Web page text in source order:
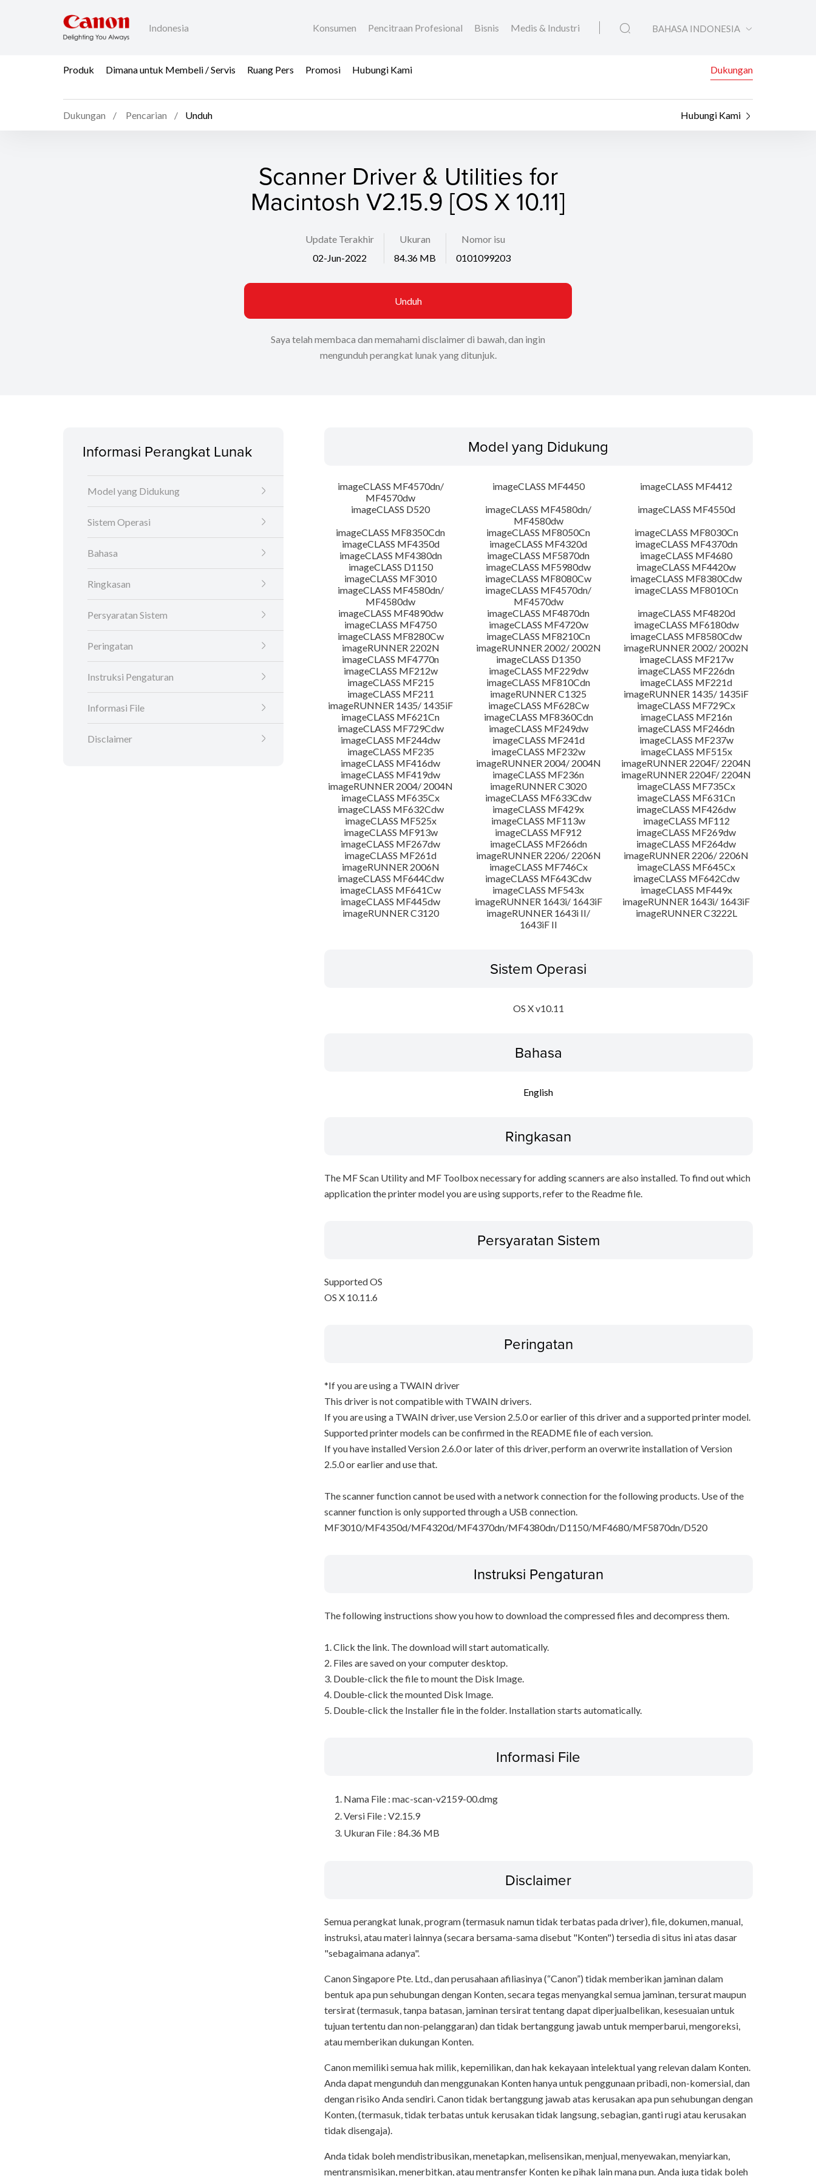
Indonesia Konsumen Pencitraan Profesional Bisnis Medis & Industri BAHASA INDONESIA
Produk Dimana untuk Membeli / Servis Ruang Pers Promosi Hubungi Kami Dukungan
Dukungan Pencarian Unduh Hubungi Kami
Scanner Driver & Utilities for
Macintosh V2.15.9 [OS X 10.11]
Update Terakhir
02-Jun-2022
Ukuran
84.36 MB
Nomor isu
0101099203
Unduh
Saya telah membaca dan memahami disclaimer di bawah, dan ingin
mengunduh perangkat lunak yang ditunjuk.
Informasi Perangkat Lunak
Model yang Didukung
Sistem Operasi
Bahasa
Ringkasan
Persyaratan Sistem
Peringatan
Instruksi Pengaturan
Informasi File
Disclaimer
Model yang Didukung
imageCLASS MF4570dn/
MF4570dw
imageCLASS MF4450
imageCLASS MF4412
imageCLASS D520
imageCLASS MF4580dn/
MF4580dw
imageCLASS MF4550d
imageCLASS MF8350Cdn
imageCLASS MF8050Cn
imageCLASS MF8030Cn
imageCLASS MF4350d
imageCLASS MF4320d
imageCLASS MF4370dn
imageCLASS MF4380dn
imageCLASS MF5870dn
imageCLASS MF4680
imageCLASS D1150
imageCLASS MF5980dw
imageCLASS MF4420w
imageCLASS MF3010
imageCLASS MF8080Cw
imageCLASS MF8380Cdw
imageCLASS MF4580dn/
MF4580dw
imageCLASS MF4570dn/
MF4570dw
imageCLASS MF8010Cn
imageCLASS MF4890dw
imageCLASS MF4870dn
imageCLASS MF4820d
imageCLASS MF4750
imageCLASS MF4720w
imageCLASS MF6180dw
imageCLASS MF8280Cw
imageCLASS MF8210Cn
imageCLASS MF8580Cdw
imageRUNNER 2202N
imageRUNNER 2002/ 2002N
imageRUNNER 2002/ 2002N
imageCLASS MF4770n
imageCLASS D1350
imageCLASS MF217w
imageCLASS MF212w
imageCLASS MF229dw
imageCLASS MF226dn
imageCLASS MF215
imageCLASS MF810Cdn
imageCLASS MF221d
imageCLASS MF211
imageRUNNER C1325
imageRUNNER 1435/ 1435iF
imageRUNNER 1435/ 1435iF
imageCLASS MF628Cw
imageCLASS MF729Cx
imageCLASS MF621Cn
imageCLASS MF8360Cdn
imageCLASS MF216n
imageCLASS MF729Cdw
imageCLASS MF249dw
imageCLASS MF246dn
imageCLASS MF244dw
imageCLASS MF241d
imageCLASS MF237w
imageCLASS MF235
imageCLASS MF232w
imageCLASS MF515x
imageCLASS MF416dw
imageRUNNER 2004/ 2004N
imageRUNNER 2204F/ 2204N
imageCLASS MF419dw
imageCLASS MF236n
imageRUNNER 2204F/ 2204N
imageRUNNER 2004/ 2004N
imageRUNNER C3020
imageCLASS MF735Cx
imageCLASS MF635Cx
imageCLASS MF633Cdw
imageCLASS MF631Cn
imageCLASS MF632Cdw
imageCLASS MF429x
imageCLASS MF426dw
imageCLASS MF525x
imageCLASS MF113w
imageCLASS MF112
imageCLASS MF913w
imageCLASS MF912
imageCLASS MF269dw
imageCLASS MF267dw
imageCLASS MF266dn
imageCLASS MF264dw
imageCLASS MF261d
imageRUNNER 2206/ 2206N
imageRUNNER 2206/ 2206N
imageRUNNER 2006N
imageCLASS MF746Cx
imageCLASS MF645Cx
imageCLASS MF644Cdw
imageCLASS MF643Cdw
imageCLASS MF642Cdw
imageCLASS MF641Cw
imageCLASS MF543x
imageCLASS MF449x
imageCLASS MF445dw
imageRUNNER 1643i/ 1643iF
imageRUNNER 1643i/ 1643iF
imageRUNNER C3120
imageRUNNER 1643i II/
1643iF II
imageRUNNER C3222L
Sistem Operasi
OS X v10.11
Bahasa
English
Ringkasan
The MF Scan Utility and MF Toolbox necessary for adding scanners are also installed. To find out which
application the printer model you are using supports, refer to the Readme file.
Persyaratan Sistem
Supported OS
OS X 10.11.6
Peringatan
*If you are using a TWAIN driver
This driver is not compatible with TWAIN drivers.
If you are using a TWAIN driver, use Version 2.5.0 or earlier of this driver and a supported printer model.
Supported printer models can be confirmed in the README file of each version.
If you have installed Version 2.6.0 or later of this driver, perform an overwrite installation of Version
2.5.0 or earlier and use that.
The scanner function cannot be used with a network connection for the following products. Use of the
scanner function is only supported through a USB connection.
MF3010/MF4350d/MF4320d/MF4370dn/MF4380dn/D1150/MF4680/MF5870dn/D520
Instruksi Pengaturan
The following instructions show you how to download the compressed files and decompress them.
1. Click the link. The download will start automatically.
2. Files are saved on your computer desktop.
3. Double-click the file to mount the Disk Image.
4. Double-click the mounted Disk Image.
5. Double-click the Installer file in the folder. Installation starts automatically.
Informasi File
Nama File : mac-scan-v2159-00.dmg
Versi File : V2.15.9
Ukuran File : 84.36 MB
Disclaimer
Semua perangkat lunak, program (termasuk namun tidak terbatas pada driver), file, dokumen, manual,
instruksi, atau materi lainnya (secara bersama-sama disebut "Konten") tersedia di situs ini atas dasar
"sebagaimana adanya".
Canon Singapore Pte. Ltd., dan perusahaan afiliasinya (“Canon”) tidak memberikan jaminan dalam
bentuk apa pun sehubungan dengan Konten, secara tegas menyangkal semua jaminan, tersurat maupun
tersirat (termasuk, tanpa batasan, jaminan tersirat tentang dapat diperjualbelikan, kesesuaian untuk
tujuan tertentu dan non-pelanggaran) dan tidak bertanggung jawab untuk memperbarui, mengoreksi,
atau memberikan dukungan Konten.
Canon memiliki semua hak milik, kepemilikan, dan hak kekayaan intelektual yang relevan dalam Konten.
Anda dapat mengunduh dan menggunakan Konten hanya untuk penggunaan pribadi, non-komersial, dan
dengan risiko Anda sendiri. Canon tidak bertanggung jawab atas kerusakan apa pun sehubungan dengan
Konten, (termasuk, tidak terbatas untuk kerusakan tidak langsung, sebagian, ganti rugi atau kerusakan
tidak disengaja).
Anda tidak boleh mendistribusikan, menetapkan, melisensikan, menjual, menyewakan, menyiarkan,
mentransmisikan, menerbitkan, atau mentransfer Konten ke pihak lain mana pun. Anda juga tidak boleh